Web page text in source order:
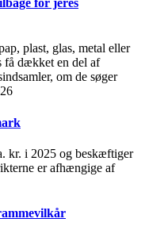
for jeres
plast, glas, metal eller
få dækket en del af
om de søger
kr. i 2025 og beskæftiger
er afhængige af